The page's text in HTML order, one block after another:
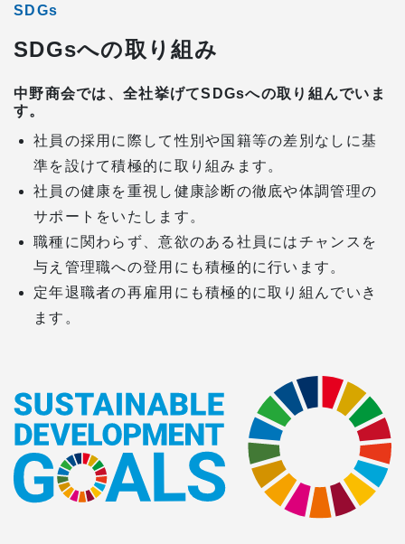
SDGs
SDGsへの取り組み
中野商会では、全社挙げてSDGsへの取り組んでいま
す。
社員の採用に際して性別や国籍等の差別なしに基
準を設けて積極的に取り組みます。
社員の健康を重視し健康診断の徹底や体調管理の
サポートをいたします。
職種に関わらず、意欲のある社員にはチャンスを
与え管理職への登用にも積極的に行います。
定年退職者の再雇用にも積極的に取り組んでいき
ます。